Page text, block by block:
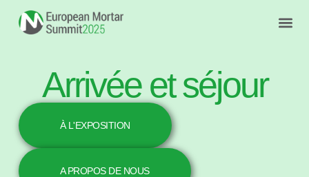
Arrivée et séjour
À L'EXPOSITION
A PROPOS DE NOUS